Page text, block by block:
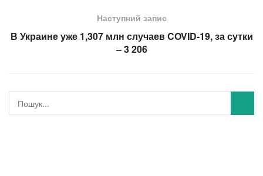
Наступний запис
В Украине уже 1,307 млн случаев COVID-19, за сутки
– 3 206